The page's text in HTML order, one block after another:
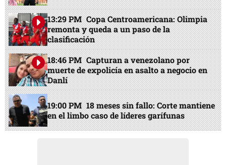
13:29 PM Copa Centroamericana: Olimpia
remonta y queda a un paso de la
clasificación
18:46 PM Capturan a venezolano por
muerte de expolicía en asalto a negocio en
Danlí
19:00 PM 18 meses sin fallo: Corte mantiene
en el limbo caso de líderes garífunas